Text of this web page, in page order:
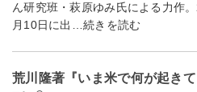
ん研究班・萩原ゆみ氏による力作
月10日に出…続きを読む
荒川隆著『いま米で何が起き